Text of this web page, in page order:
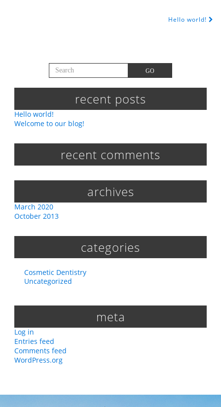
Hello world!
Search for: GO
recent posts
Hello world!
Welcome to our blog!
recent comments
archives
March 2020
October 2013
categories
Cosmetic Dentistry
Uncategorized
meta
Log in
Entries feed
Comments feed
WordPress.org